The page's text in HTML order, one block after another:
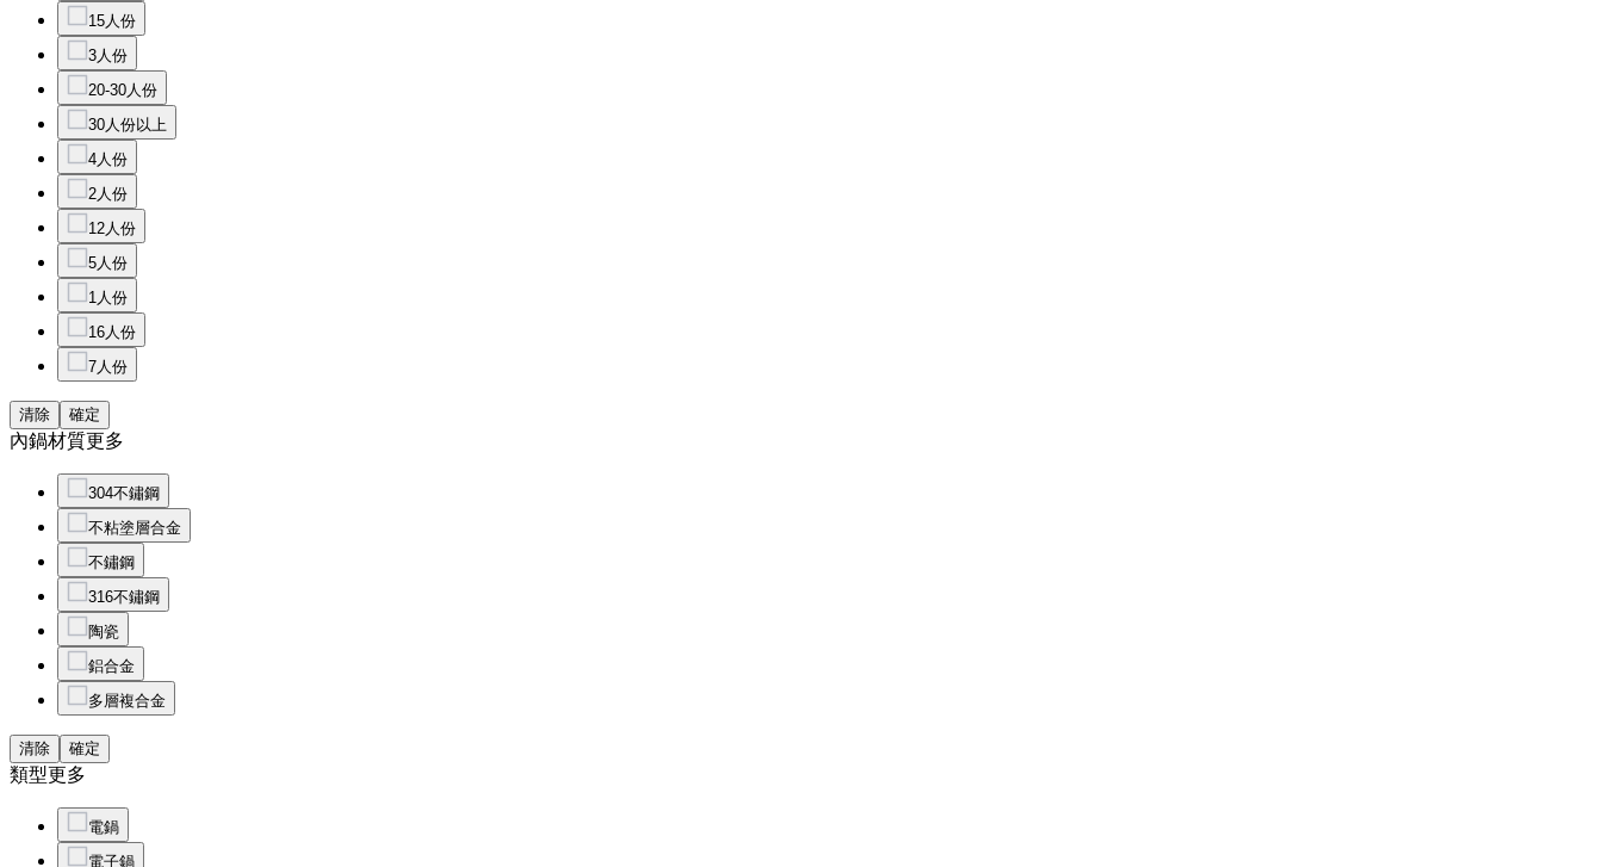
15人份
3人份
20-30人份
30人份以上
4人份
2人份
12人份
5人份
1人份
16人份
7人份
清除 確定
內鍋材質更多
304不鏽鋼
不粘塗層合金
不鏽鋼
316不鏽鋼
陶瓷
鋁合金
多層複合金
清除 確定
類型更多
電鍋
電子鍋